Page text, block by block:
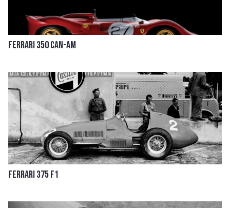
Ferrari 350 Can-Am
Ferrari 375 F1